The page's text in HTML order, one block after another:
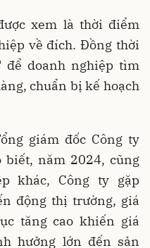
xem là thời điểm
về đích. Đồng thời
để doanh nghiệp tìm
chuẩn bị kế hoạch
giám đốc Công ty
biết, năm 2024, cũng
khác, Công ty gặp
động thị trường, giá
tăng cao khiến giá
hưởng lớn đến sản